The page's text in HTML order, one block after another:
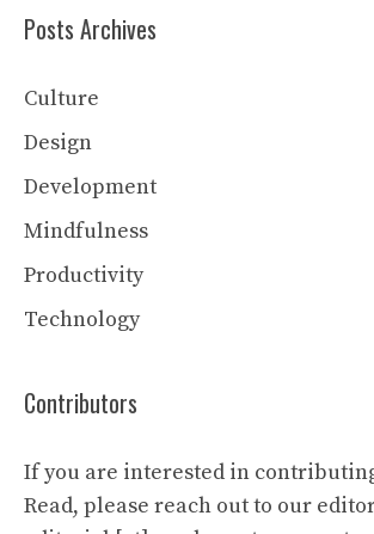
Posts Archives
Culture
Design
Development
Mindfulness
Productivity
Technology
Contributors
If you are interested in
Read, please reach out to our